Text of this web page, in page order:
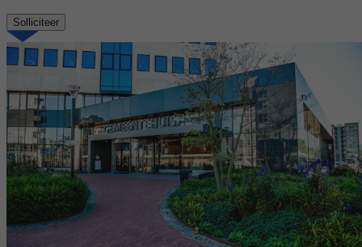
Solliciteer